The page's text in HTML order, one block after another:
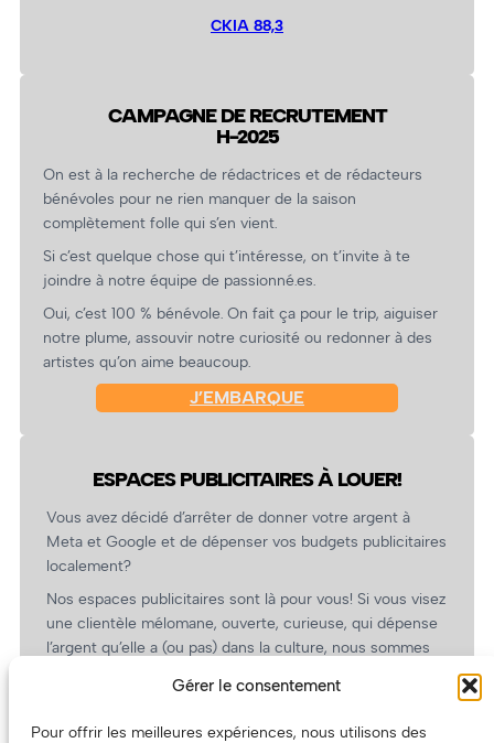
Gérer le consentement
Pour offrir les meilleures expériences, nous utilisons des
CKIA 88,3
CAMPAGNE DE RECRUTEMENT
H-2025
On est à la recherche de rédactrices et de rédacteurs
bénévoles pour ne rien manquer de la saison
complètement folle qui s’en vient.
Si c’est quelque chose qui t’intéresse, on t’invite à te
joindre à notre équipe de passionné.es.
Oui, c’est 100 % bénévole. On fait ça pour le trip, aiguiser
notre plume, assouvir notre curiosité ou redonner à des
artistes qu’on aime beaucoup.
J’EMBARQUE
ESPACES PUBLICITAIRES À LOUER!
Vous avez décidé d’arrêter de donner votre argent à
Meta et Google et de dépenser vos budgets publicitaires
localement?
Nos espaces publicitaires sont là pour vous! Si vous visez
une clientèle mélomane, ouverte, curieuse, qui dépense
l’argent qu’elle a (ou pas) dans la culture, nous sommes
revient.